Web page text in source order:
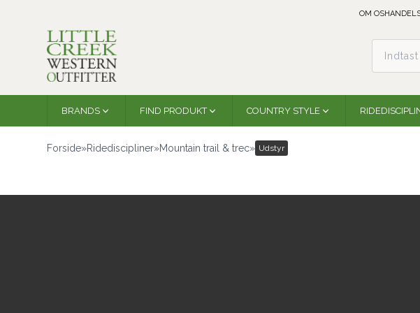
OM OS
BRANDS FIND PRODUKT COUNTRY STYLE
Forside»Ridediscipliner»Mountain trail & trec» Udstyr